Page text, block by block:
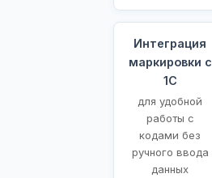
Интеграция
маркировки с
1С
для удобной
работы с
кодами без
ручного ввода
данных